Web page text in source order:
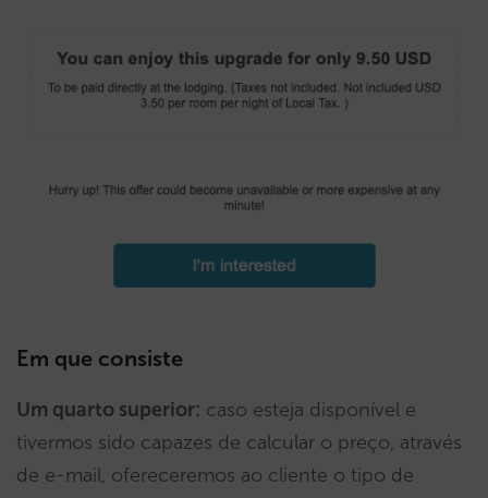
Em que consiste
Um quarto superior: caso esteja disponível e
tivermos sido capazes de calcular o preço, através
de e-mail, ofereceremos ao cliente o tipo de